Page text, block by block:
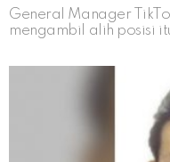
General Manager
mengambil alih posisi